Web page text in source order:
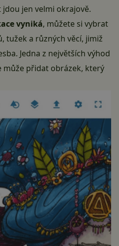
jen velmi okrajově.
vyniká, můžete si vybrat
tužek a různých věcí, jimiž
Jedna z největších výhod
může přidat obrázek, který